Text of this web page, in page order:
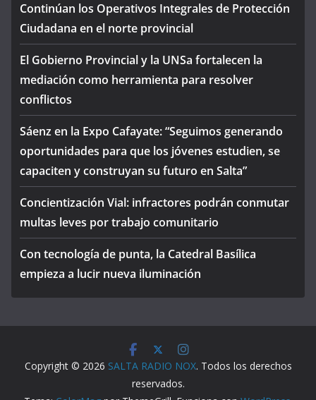
Continúan los Operativos Integrales de Protección
Ciudadana en el norte provincial
El Gobierno Provincial y la UNSa fortalecen la
mediación como herramienta para resolver
conflictos
Sáenz en la Expo Cafayate: “Seguimos generando
oportunidades para que los jóvenes estudien, se
capaciten y construyan su futuro en Salta”
Concientización Vial: infractores podrán conmutar
multas leves por trabajo comunitario
Con tecnología de punta, la Catedral Basílica
empieza a lucir nueva iluminación
Copyright © 2026 SALTA RADIO NOX. Todos los derechos
reservados.